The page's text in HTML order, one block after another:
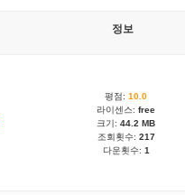
정보
평점:10.0
라이센스:free
크기:44.2 MB
조회횟수: 217
다운횟수: 1